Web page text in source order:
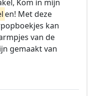
Kom in mijn
en! Met deze
kan
van de
gemaakt van